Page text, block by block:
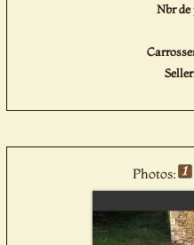
Nbr de
Photos: